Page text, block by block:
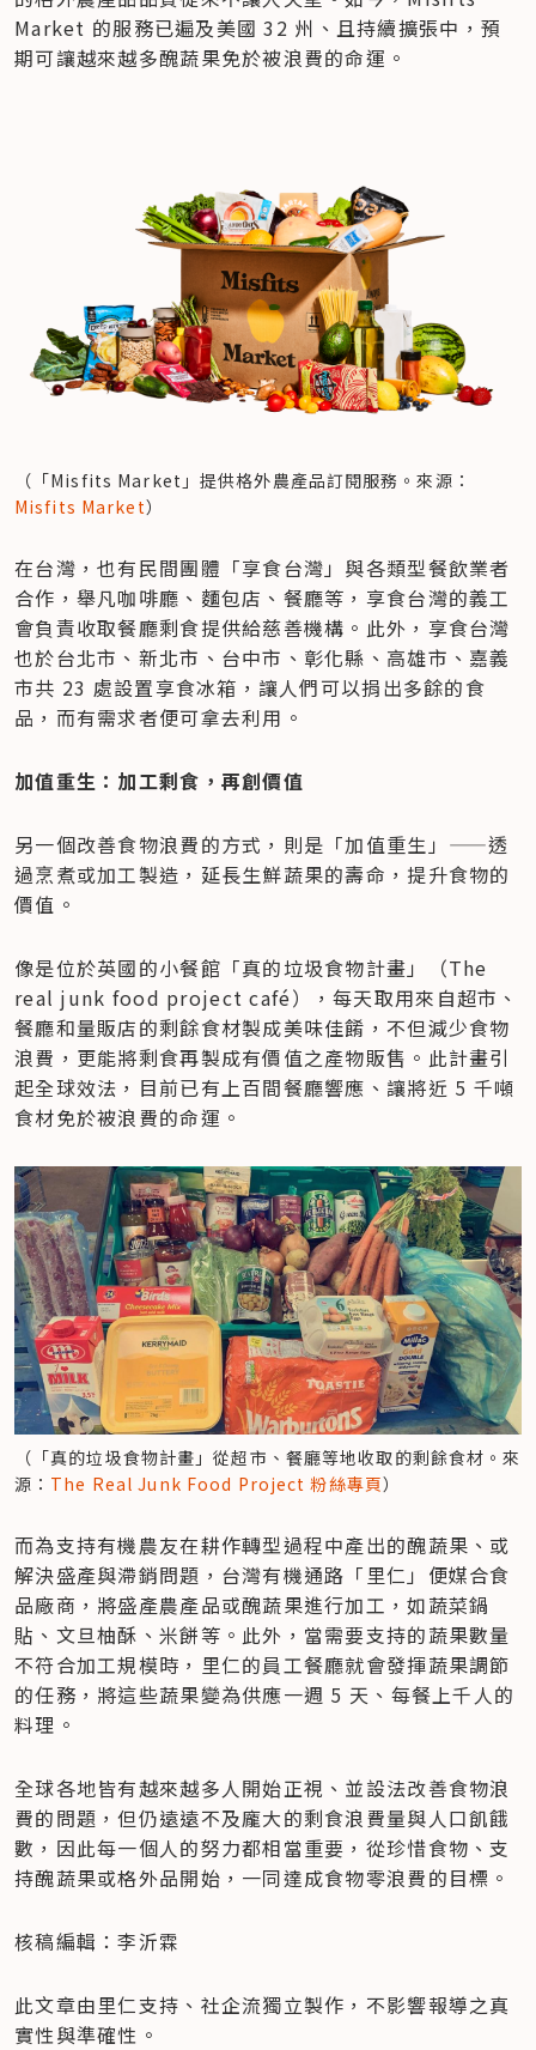
Market 的服務已遍及美國 32 州、且持續擴張中，預
期可讓越來越多醜蔬果免於被浪費的命運。
（「Misfits Market」提供格外農產品訂閱服務。來源：
Misfits Market）
​在台灣，也有民間團體「享食台灣」與各類型餐飲業者
合作，舉凡咖啡廳、麵包店、餐廳等，享食台灣的義工
會負責收取餐廳剩食提供給慈善機構。此外，享食台灣
也於台北市、新北市、台中市、彰化縣、高雄市、嘉義
市共 23 處設置享食冰箱，讓人們可以捐出多餘的食
品，而有需求者便可拿去利用。
加值重生：加工剩食，再創價值
另一個改善食物浪費的方式，則是「加值重生」——透
過烹煮或加工製造，延長生鮮蔬果的壽命，提升食物的
價值。
像是位於英國的小餐館「真的垃圾食物計畫」（The
real junk food project café），每天取用來自超市、
餐廳和量販店的剩餘食材製成美味佳餚，不但減少食物
浪費，更能將剩食再製成有價值之產物販售。此計畫引
起全球效法，目前已有上百間餐廳響應、讓將近 5 千噸
食材免於被浪費的命運。
（「真的垃圾食物計畫」從超市、餐廳等地收取的剩餘食材。來
源： The Real Junk Food Project 粉絲專頁）
​而為支持有機農友在耕作轉型過程中產出的醜蔬果、或
解決盛產與滯銷問題，台灣有機通路「里仁」便媒合食
品廠商，將盛產農產品或醜蔬果進行加工，如蔬菜鍋
貼、文旦柚酥、米餅等。此外，當需要支持的蔬果數量
不符合加工規模時，里仁的員工餐廳就會發揮蔬果調節
的任務，將這些蔬果變為供應一週 5 天、每餐上千人的
料理。
全球各地皆有越來越多人開始正視、並設法改善食物浪
費的問題，但仍遠遠不及龐大的剩食浪費量與人口飢餓
數，因此每一個人的努力都相當重要，從珍惜食物、支
持醜蔬果或格外品開始，一同達成食物零浪費的目標。
核稿編輯：李沂霖
此文章由里仁支持、社企流獨立製作，不影響報導之真
實性與準確性。